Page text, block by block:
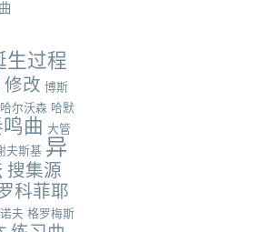
生过程
修改 博斯
哈尔沃森 哈默
曲 大管
夫斯基 异
搜集源
科菲耶
夫 格罗梅斯